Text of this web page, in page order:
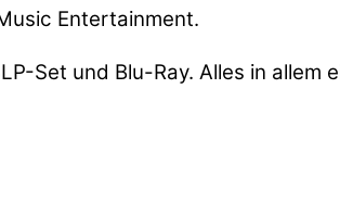
Entertainment.
Set und Blu-Ray. Alles in allem